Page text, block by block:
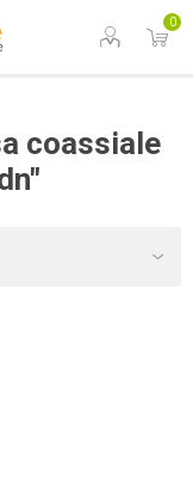
0
coassiale